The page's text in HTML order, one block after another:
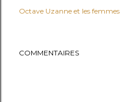
Octave Uzanne et les femmes
COMMENTAIRES